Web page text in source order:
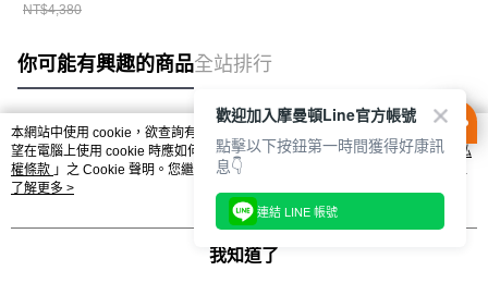
涼鞋 NF0A8G6NKX7
NT$4,380
你可能有興趣的商品全站排行
熱門標籤
本網站中使用 cookie，欲查詢有關本網站使用 cookie 方式之詳情，及若您不希
望在電腦上使用 cookie 時應如何變更電腦的 cookie 設定，請參閱本網站「
隱私
權條款 」之 Cookie 聲明。您繼續使用本網站即表示您同意本公司得按本網站使
用條款之 Cookie 聲明使用 cookie。
了解更多 >
我知道了
歡迎加入摩曼頓Line官方帳號
點擊以下按鈕第一時間獲得好康訊
息👇
連結 LINE 帳號